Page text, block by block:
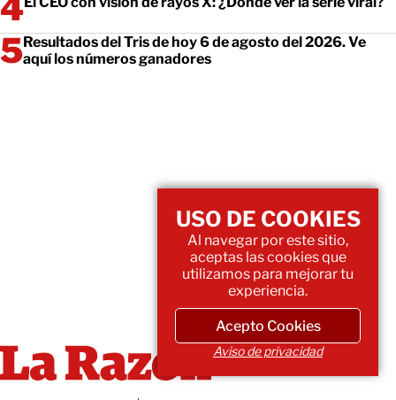
Resultados del Tris de hoy 6 de agosto del 2026. Ve
aquí los números ganadores
USO DE COOKIES
Al navegar por este sitio,
aceptas las cookies que
utilizamos para mejorar tu
experiencia.
Acepto Cookies
Aviso de privacidad